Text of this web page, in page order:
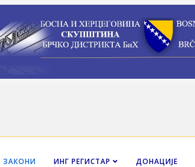
ЗАКОНИ ИНГ РЕГИСТАР ДОНАЦИЈЕ